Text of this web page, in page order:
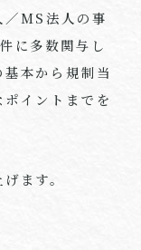
／MS法人の事
に多数関与し
本から規制当
イントまでを
ます。